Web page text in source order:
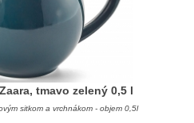
tmavo zelený 0,5 l
sitkom a vrchnákom - objem 0,5l